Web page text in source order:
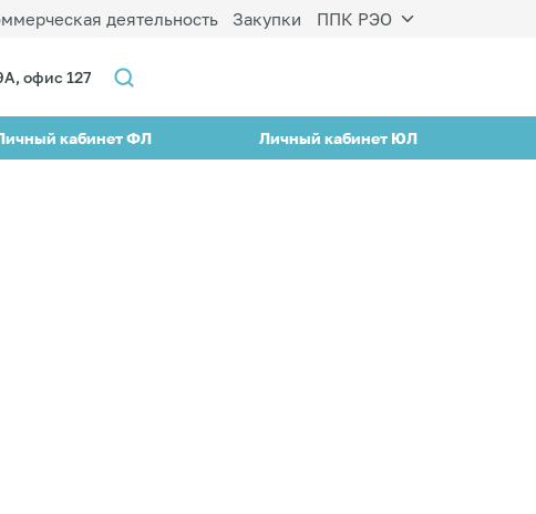
деятельность Закупки ППК РЭО
офис 127
кабинет ФЛ Личный кабинет ЮЛ